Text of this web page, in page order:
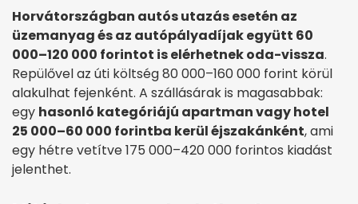
Horvátországban autós utazás esetén az
üzemanyag és az autópályadíjak együtt 60
000–120 000 forintot is elérhetnek oda-vissza.
Repülővel az úti költség 80 000–160 000 forint körül
alakulhat fejenként. A szállásárak is magasabbak:
egy hasonló kategóriájú apartman vagy hotel
25 000–60 000 forintba kerül éjszakánként, ami
egy hétre vetítve 175 000–420 000 forintos kiadást
jelenthet.